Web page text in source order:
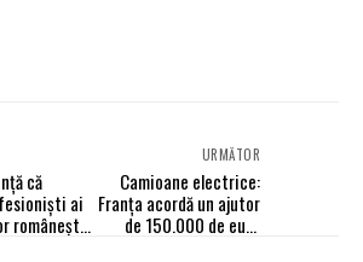
că
ai
românești
URMĂTOR
Camioane electrice:
Franța acordă un ajutor
de 150.000 de euro